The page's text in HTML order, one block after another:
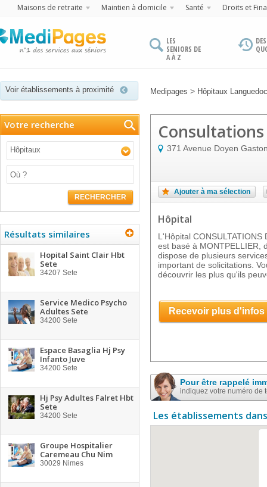
Maisons de retraite Maintien à domicile Santé Droits et
LES
SENIORS DE
A À Z
Voir établissements à proximité Medipages > Hôpitaux
Votre recherche
Hôpitaux
RECHERCHER
Résultats similaires
Hopital Saint Clair Hbt
Sete
34207 Sete
Service Medico Psycho
Adultes Sete
34200 Sete
Espace Basaglia Hj Psy
Infanto Juve
34200 Sete
Hj Psy Adultes Falret Hbt
Sete
34200 Sete
Groupe Hospitalier
Caremeau Chu Nim
30029 Nimes
371 Avenue Doyen
Ajouter à ma sélection
Hôpital
L'Hôpital CONSULTATIONS
est basé à MONTPELLIER,
dispose de plusieurs
important de solicitations.
découvrir les plus qu'ils
Recevoir plus d'infos
Pour être rappelé
indiquez votre numéro de
Les établissements